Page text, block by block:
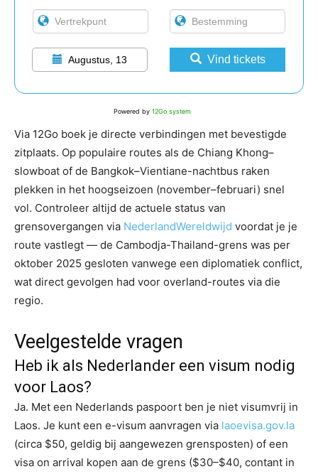
Augustus, 13 Vind tickets
Powered by 12Go system
Via 12Go boek je directe verbindingen met bevestigde
zitplaats. Op populaire routes als de Chiang Khong–
slowboat of de Bangkok–Vientiane-nachtbus raken
plekken in het hoogseizoen (november–februari) snel
vol. Controleer altijd de actuele status van
grensovergangen via NederlandWereldwijd voordat je je
route vastlegt — de Cambodja-Thailand-grens was per
oktober 2025 gesloten vanwege een diplomatiek conflict,
wat direct gevolgen had voor overland-routes via die
regio.
Veelgestelde vragen
Heb ik als Nederlander een visum nodig
voor Laos?
Ja. Met een Nederlands paspoort ben je niet visumvrij in
Laos. Je kunt een e-visum aanvragen via laoevisa.gov.la
(circa $50, geldig bij aangewezen grensposten) of een
visa on arrival kopen aan de grens ($30–$40, contant in